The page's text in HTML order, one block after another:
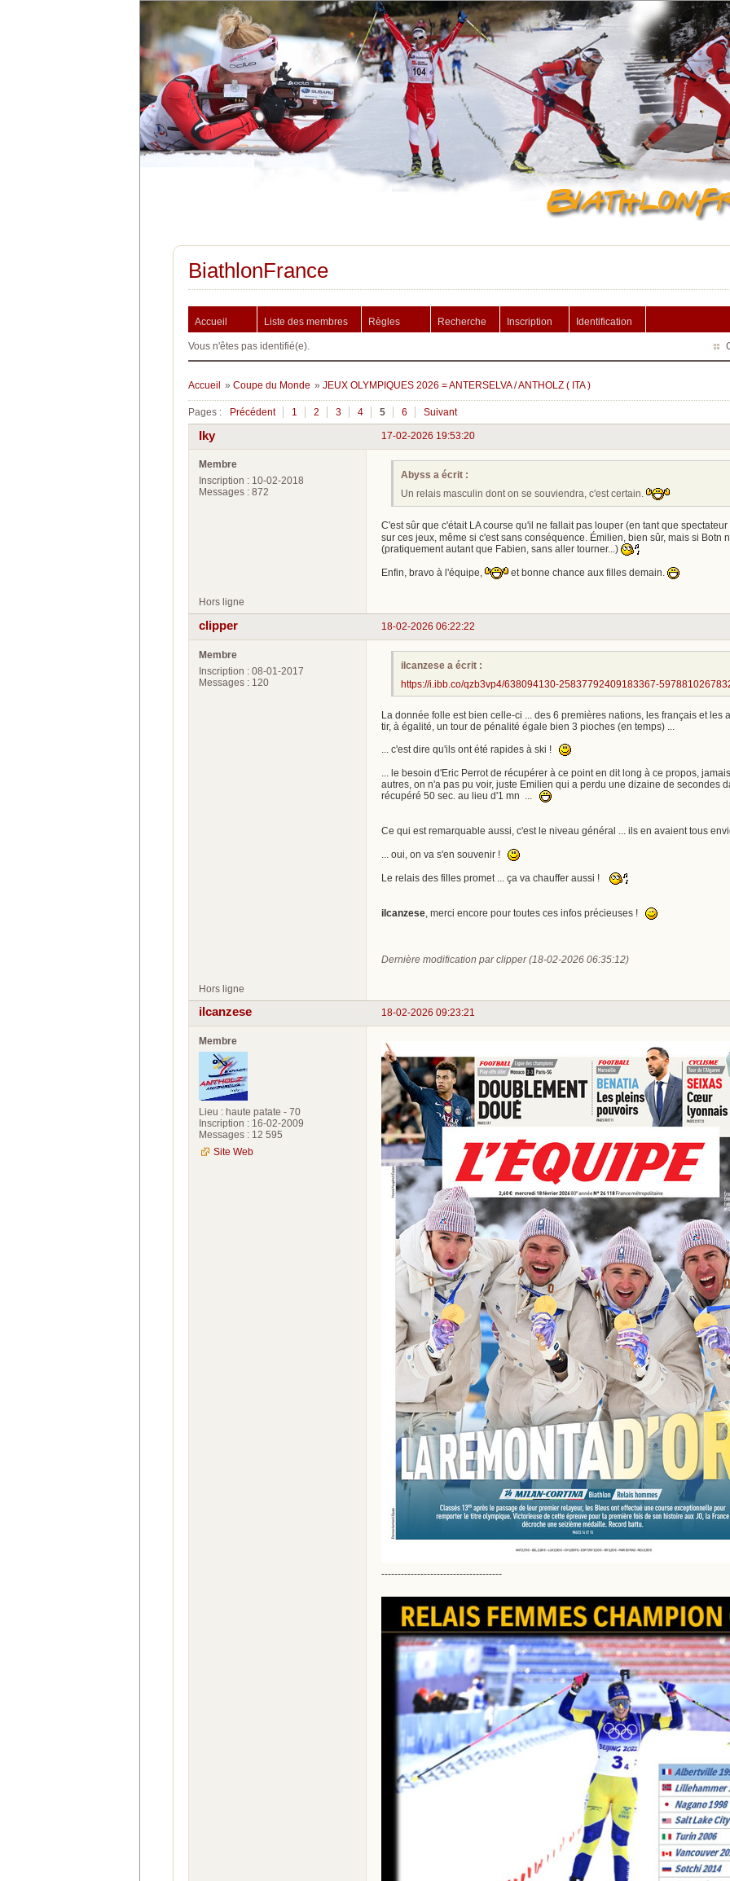
BiathlonFrance
Accueil Liste des membres Règles Recherche Inscription Identification
Vous n'êtes pas identifié(e).
Accueil » Coupe du Monde » JEUX OLYMPIQUES 2026 = ANTERSELVA / ANTHOLZ ( ITA )
Pages : Précédent 1 2 3 4 5 6 Suivant
17-02-2026 19:53:20
Iky
Membre
Inscription : 10-02-2018
Messages : 872
Abyss a écrit :
Un relais masculin dont on se souviendra, c'est certain.
C'est sûr que c'était LA course qu'il ne fallait pas louper (en tant que spectateur
sur ces jeux, même si c'est sans conséquence. Émilien, bien sûr, mais si Botn
(pratiquement autant que Fabien, sans aller tourner...)
Enfin, bravo à l'équipe, et bonne chance aux filles demain.
Hors ligne
18-02-2026 06:22:22
clipper
Membre
Inscription : 08-01-2017
Messages : 120
ilcanzese a écrit :
https://i.ibb.co/qzb3vp4/638094130-25837792409183367-
La donnée folle est bien celle-ci ... des 6 premières nations, les français et les
tir, à égalité, un tour de pénalité égale bien 3 pioches (en temps) ...
... c'est dire qu'ils ont été rapides à ski !
... le besoin d'Eric Perrot de récupérer à ce point en dit long à ce propos,
autres, on n'a pas pu voir, juste Emilien qui a perdu une dizaine de secondes
récupéré 50 sec. au lieu d'1 mn ...
Ce qui est remarquable aussi, c'est le niveau général ... ils en avaient tous
... oui, on va s'en souvenir !
Le relais des filles promet ... ça va chauffer aussi !
ilcanzese, merci encore pour toutes ces infos précieuses !
Dernière modification par clipper (18-02-2026 06:35:12)
Hors ligne
18-02-2026 09:23:21
ilcanzese
Membre
Lieu : haute patate - 70
Inscription : 16-02-2009
Messages : 12 595
Site Web
-------------------------------------